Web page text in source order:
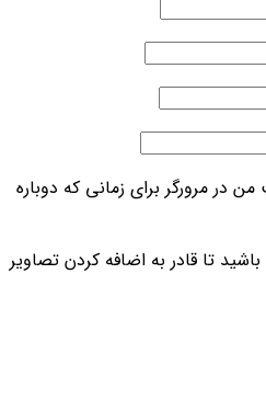
در مرورگر برای زمانی که دوباره
تا قادر به اضافه کردن تصاویر